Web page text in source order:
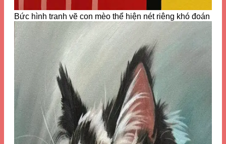
Bức hình tranh vẽ con mèo thể hiện nét riêng khó đoán